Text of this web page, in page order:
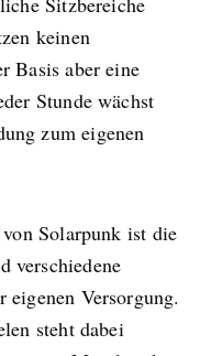
keinen
Basis aber eine
Stunde wächst
zum eigenen
Solarpunk ist die
verschiedene
Versorgung.
steht dabei